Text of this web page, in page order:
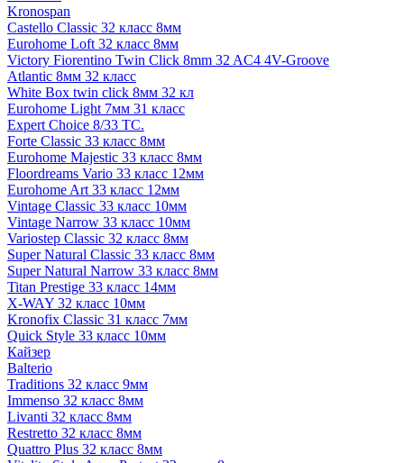
Kronospan
Castello Classic 32 класс 8мм
Eurohome Loft 32 класс 8мм
Victory Fiorentino Twin Click 8mm 32 AC4 4V-Groove
Atlantic 8мм 32 класс
White Box twin click 8мм 32 кл
Eurohome Light 7мм 31 класс
Expert Choice 8/33 TC.
Forte Classic 33 класс 8мм
Eurohome Majestic 33 класс 8мм
Floordreams Vario 33 класс 12мм
Eurohome Art 33 класс 12мм
Vintage Classic 33 класс 10мм
Vintage Narrow 33 класс 10мм
Variostep Classic 32 класс 8мм
Super Natural Classic 33 класс 8мм
Super Natural Narrow 33 класс 8мм
Titan Prestige 33 класс 14мм
X-WAY 32 класс 10мм
Kronofix Classic 31 класс 7мм
Quick Style 33 класс 10мм
Кайзер
Balterio
Traditions 32 класс 9мм
Immenso 32 класс 8мм
Livanti 32 класс 8мм
Restretto 32 класс 8мм
Quattro Plus 32 класс 8мм